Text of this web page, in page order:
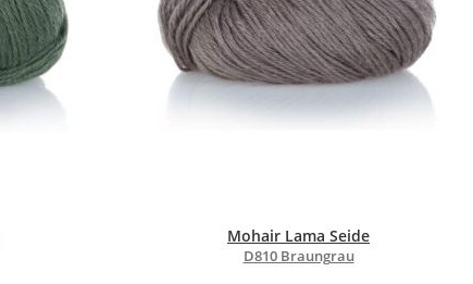
Mohair Lama Seide
D810 Braungrau